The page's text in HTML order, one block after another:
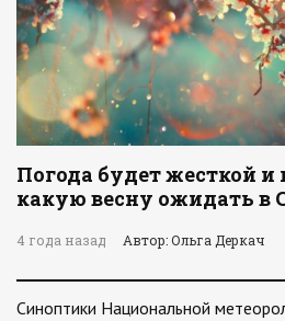
Погода будет жесткой
какую весну ожидать в
4 года назад Автор: Ольга Деркач
Cиноптики Национальной